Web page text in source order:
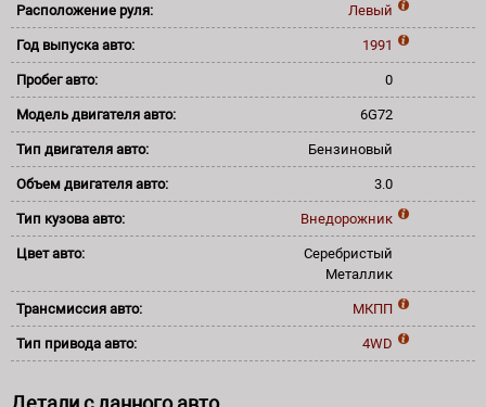
Расположение руля: Левый
Год выпуска авто: 1991
Пробег авто: 0
Модель двигателя авто: 6G72
Тип двигателя авто: Бензиновый
Объем двигателя авто: 3.0
Тип кузова авто: Внедорожник
Цвет авто:
Серебристый
Металлик
Трансмиссия авто: МКПП
Тип привода авто: 4WD